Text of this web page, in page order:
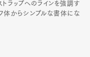
ラップへのラインを強調す
体からシンプルな書体にな